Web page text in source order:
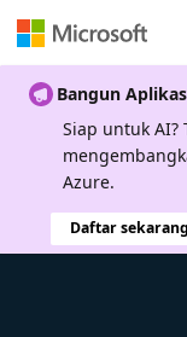
Bangun
Siap untuk AI?
Azure.
Daftar sekarang